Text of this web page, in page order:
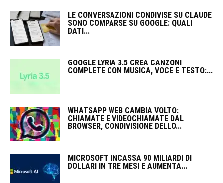
LE CONVERSAZIONI CONDIVISE SU CLAUDE
SONO COMPARSE SU GOOGLE: QUALI
DATI...
GOOGLE LYRIA 3.5 CREA CANZONI
COMPLETE CON MUSICA, VOCE E TESTO:...
WHATSAPP WEB CAMBIA VOLTO:
CHIAMATE E VIDEOCHIAMATE DAL
BROWSER, CONDIVISIONE DELLO...
MICROSOFT INCASSA 90 MILIARDI DI
DOLLARI IN TRE MESI E AUMENTA...